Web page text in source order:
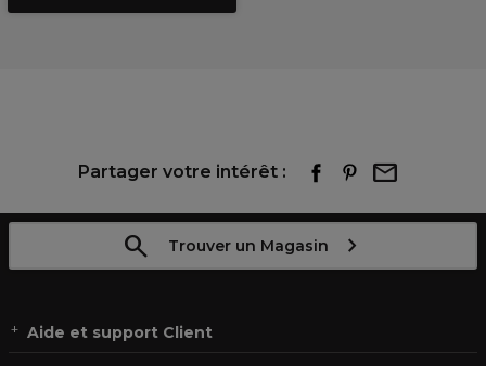
Partager votre intérêt :
Trouver un Magasin
Aide et support Client